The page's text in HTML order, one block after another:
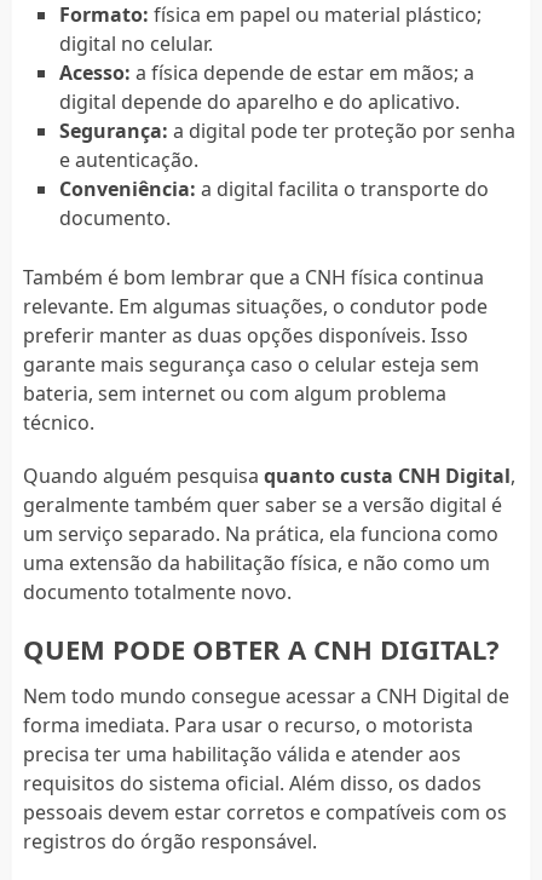
Formato: física em papel ou material plástico;
digital no celular.
Acesso: a física depende de estar em mãos; a
digital depende do aparelho e do aplicativo.
Segurança: a digital pode ter proteção por senha
e autenticação.
Conveniência: a digital facilita o transporte do
documento.
Também é bom lembrar que a CNH física continua
relevante. Em algumas situações, o condutor pode
preferir manter as duas opções disponíveis. Isso
garante mais segurança caso o celular esteja sem
bateria, sem internet ou com algum problema
técnico.
Quando alguém pesquisa quanto custa CNH Digital,
geralmente também quer saber se a versão digital é
um serviço separado. Na prática, ela funciona como
uma extensão da habilitação física, e não como um
documento totalmente novo.
QUEM PODE OBTER A CNH DIGITAL?
Nem todo mundo consegue acessar a CNH Digital de
forma imediata. Para usar o recurso, o motorista
precisa ter uma habilitação válida e atender aos
requisitos do sistema oficial. Além disso, os dados
pessoais devem estar corretos e compatíveis com os
registros do órgão responsável.